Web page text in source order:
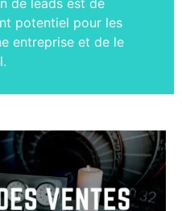
potentiel pour les
entreprise et de le